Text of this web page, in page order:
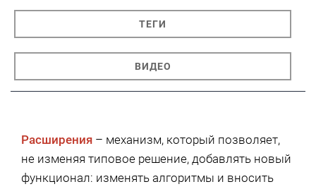
ТЕГИ
ВИДЕО
Расширения – механизм, который позволяет,
не изменяя типовое решение, добавлять новый
функционал: изменять алгоритмы и вносить